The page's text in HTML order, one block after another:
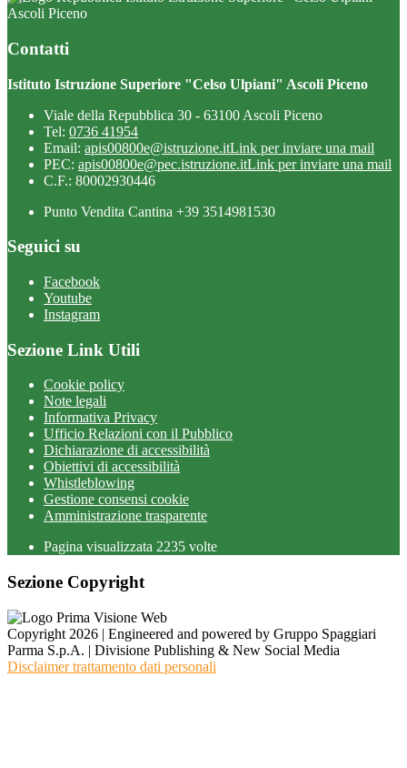
Ascoli Piceno
Contatti
Istituto Istruzione Superiore "Celso Ulpiani" Ascoli Piceno
Viale della Repubblica 30 - 63100 Ascoli Piceno
Tel: 0736 41954
Email: apis00800e@istruzione.itLink per inviare una mail
PEC: apis00800e@pec.istruzione.itLink per inviare una mail
C.F.: 80002930446
Punto Vendita Cantina +39 3514981530
Seguici su
Facebook
Youtube
Instagram
Sezione Link Utili
Cookie policy
Note legali
Informativa Privacy
Ufficio Relazioni con il Pubblico
Dichiarazione di accessibilità
Obiettivi di accessibilità
Whistleblowing
Gestione consensi cookie
Amministrazione trasparente
Pagina visualizzata 2235 volte
Sezione Copyright
Copyright 2026 | Engineered and powered by Gruppo Spaggiari
Parma S.p.A. | Divisione Publishing & New Social Media
Disclaimer trattamento dati personali